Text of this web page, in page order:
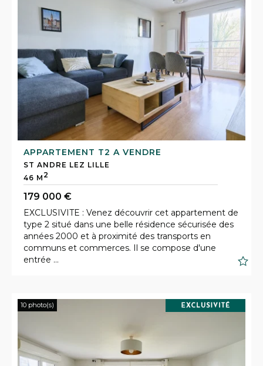
APPARTEMENT T2 A VENDRE
ST ANDRE LEZ LILLE
46 M2
179 000 €
EXCLUSIVITE : Venez découvrir cet appartement de
type 2 situé dans une belle résidence sécurisée des
années 2000 et à proximité des transports en
communs et commerces. Il se compose d'une
entrée ...
10 photo(s)